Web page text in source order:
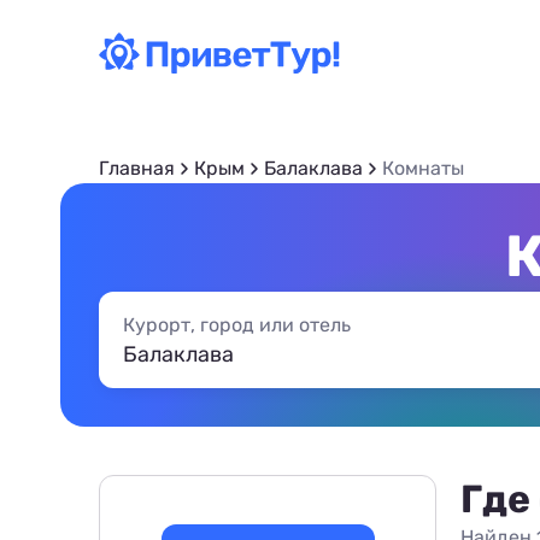
Главная Крым Балаклава Комнаты
Курорт, город или отель